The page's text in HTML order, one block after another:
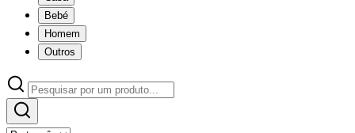
Bebé
Homem
Outros